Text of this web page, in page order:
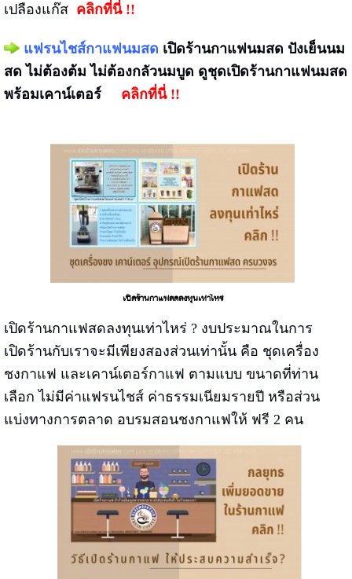
เปลืองแก๊ส คลิกที่นี่ !!
แฟรนไชส์กาแฟนมสด เปิดร้านกาแฟนมสด ปังเย็นนม
สด ไม่ต้องต้ม ไม่ต้องกลัวนมบูด ดูชุดเปิดร้านกาแฟนมสด
พร้อมเคาน์เตอร์
คลิกที่นี่ !!
เปิดร้านกาแฟสดลงทุนเท่าไหร่
เปิดร้านกาแฟสดลงทุนเท่าไหร่ ? งบประมาณในการ
เปิดร้านกับเราจะมีเพียงสองส่วนเท่านั้น คือ ชุดเครื่อง
ชงกาแฟ และเคาน์เตอร์กาแฟ ตามแบบ ขนาดที่ท่าน
เลือก ไม่มีค่าแฟรนไชส์ ค่าธรรมเนียมรายปี หรือส่วน
แบ่งทางการตลาด อบรมสอนชงกาแฟให้ ฟรี 2 คน